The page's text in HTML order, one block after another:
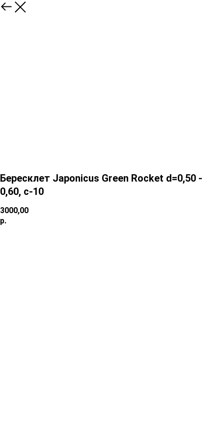
Бересклет Japonicus Green Rocket d=0,50 -
0,60, c-10
3000,00
р.